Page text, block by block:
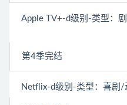
Apple TV+-d级别-类型：
第4季完结
Netflix-d级别-类型：喜剧/